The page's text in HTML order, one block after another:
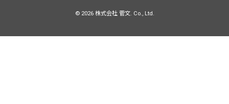
© 2026 株式会社 菅文. Co., Ltd.